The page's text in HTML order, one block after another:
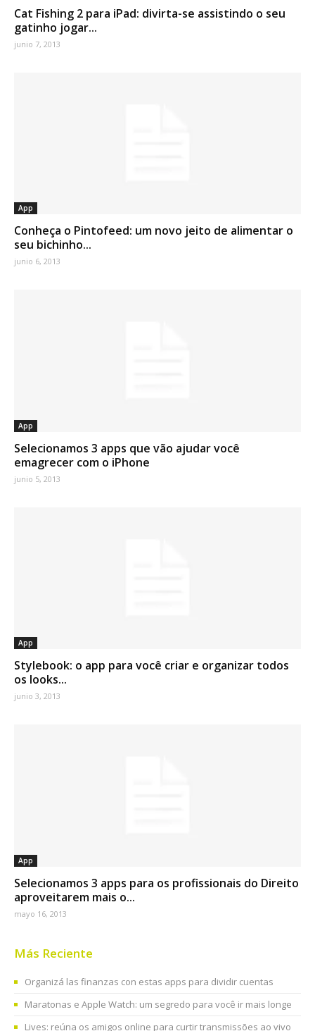
Cat Fishing 2 para iPad: divirta-se assistindo o seu
gatinho jogar...
junio 7, 2013
App
Conheça o Pintofeed: um novo jeito de alimentar o
seu bichinho...
junio 6, 2013
App
Selecionamos 3 apps que vão ajudar você
emagrecer com o iPhone
junio 5, 2013
App
Stylebook: o app para você criar e organizar todos
os looks...
junio 3, 2013
App
Selecionamos 3 apps para os profissionais do Direito
aproveitarem mais o...
mayo 16, 2013
Más Reciente
Organizá las finanzas con estas apps para dividir cuentas
Maratonas e Apple Watch: um segredo para você ir mais longe
Lives: reúna os amigos online para curtir transmissões ao vivo